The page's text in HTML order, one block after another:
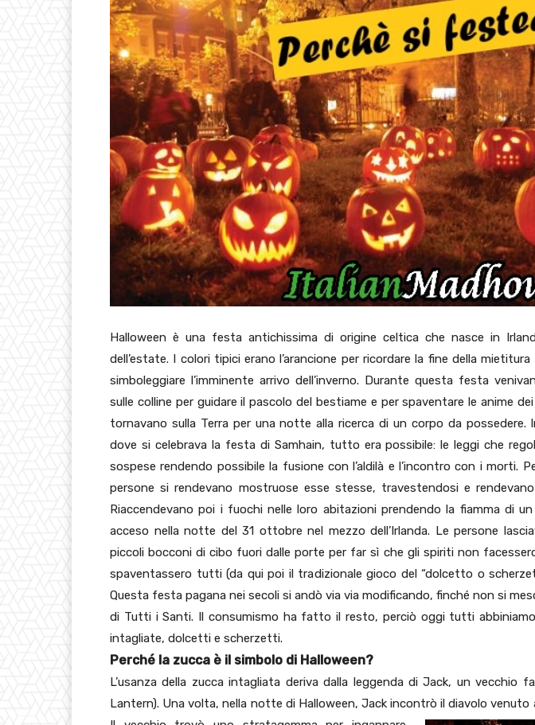
Halloween è una festa antichissima di origine celtica che nasce in
dell’estate. I colori tipici erano l’arancione per ricordare la fine della
simboleggiare l’imminente arrivo dell’inverno. Durante questa festa
sulle colline per guidare il pascolo del bestiame e per spaventare le anime
tornavano sulla Terra per una notte alla ricerca di un corpo da
dove si celebrava la festa di Samhain, tutto era possibile: le leggi che
sospese rendendo possibile la fusione con l’aldilà e l’incontro con i morti.
persone si rendevano mostruose esse stesse, travestendosi e
Riaccendevano poi i fuochi nelle loro abitazioni prendendo la fiamma di
acceso nella notte del 31 ottobre nel mezzo dell’Irlanda. Le persone
piccoli bocconi di cibo fuori dalle porte per far sì che gli spiriti non
spaventassero tutti (da qui poi il tradizionale gioco del “dolcetto o
Questa festa pagana nei secoli si andò via via modificando, finché non si
di Tutti i Santi. Il consumismo ha fatto il resto, perciò oggi tutti
intagliate, dolcetti e scherzetti.
Perché la zucca è il simbolo di Halloween?
L’usanza della zucca intagliata deriva dalla leggenda di Jack, un vecchio
Lantern). Una volta, nella notte di Halloween, Jack incontrò il diavolo venuto